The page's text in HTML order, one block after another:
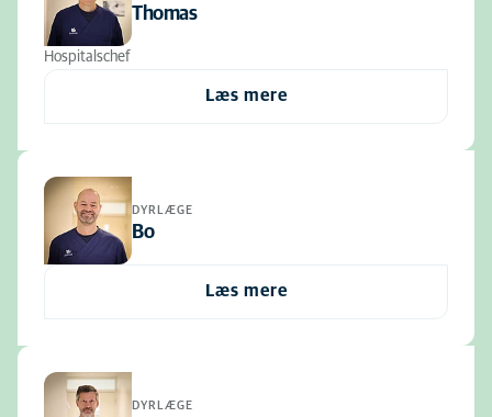
Thomas
Hospitalschef
Læs mere
DYRLÆGE
Bo
Læs mere
DYRLÆGE